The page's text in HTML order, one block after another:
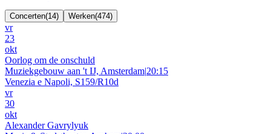
Concerten(14) Werken(474)
vr
23
okt
Oorlog om de onschuld
Muziekgebouw aan 't IJ, Amsterdam|20:15
Venezia e Napoli, S159/R10d
vr
30
okt
Alexander Gavrylyuk